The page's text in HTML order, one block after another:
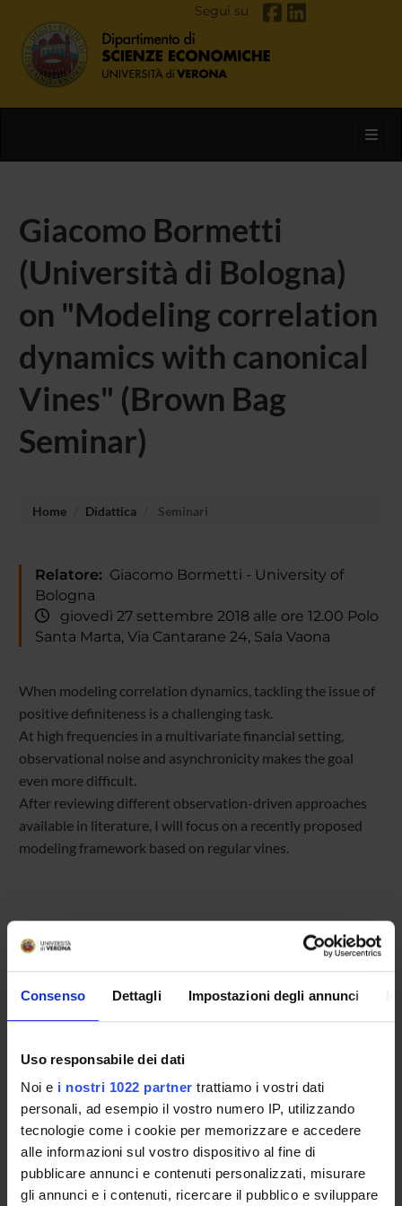
Consenso Dettagli Impostazioni degli annunci
Uso responsabile dei dati
Noi e i nostri 1022 partner trattiamo i vostri dati
personali, ad esempio il vostro numero IP, utilizzando
tecnologie come i cookie per memorizzare e accedere
alle informazioni sul vostro dispositivo al fine di
pubblicare annunci e contenuti personalizzati, misurare
gli annunci e i contenuti, ricercare il pubblico e sviluppare
Segui su
Giacomo Bormetti
(Università di Bologna)
on "Modeling correlation
dynamics with canonical
Vines" (Brown Bag
Seminar)
Home Didattica Seminari
Relatore: Giacomo Bormetti - University of
Bologna
giovedì 27 settembre 2018 alle ore 12.00 Polo
Santa Marta, Via Cantarane 24, Sala Vaona
When modeling correlation dynamics, tackling the issue of
positive definiteness is a challenging task.
At high frequencies in a multivariate financial setting,
observational noise and asynchronicity makes the goal
even more difficult.
After reviewing different observation-driven approaches
available in literature, I will focus on a recently proposed
modeling framework based on regular vines.
Referente
Roberto Reno'
OFFERTA FORMATIVA
CORSI DI STUDIO